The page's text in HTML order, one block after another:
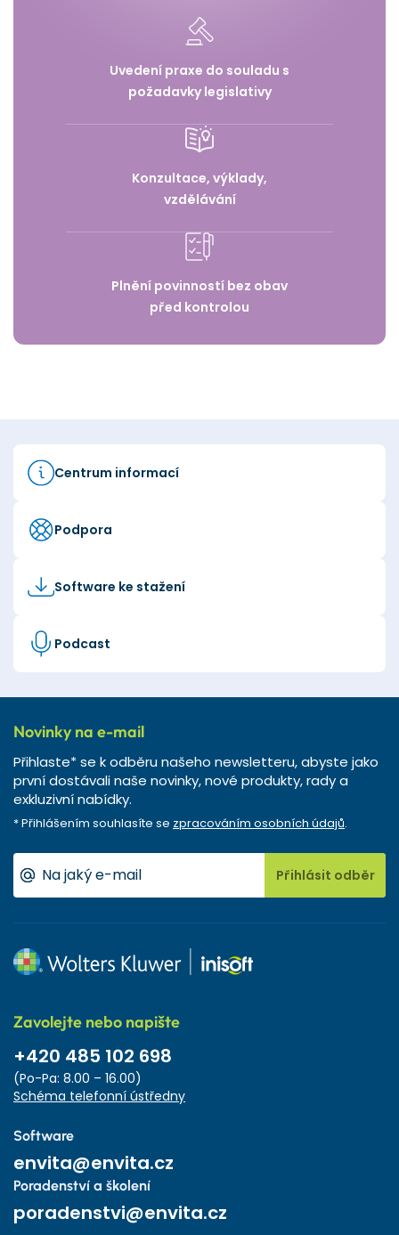
Uvedení praxe do souladu s
požadavky legislativy
Konzultace, výklady,
vzdělávání
Plnění povinností bez obav
před kontrolou
Centrum informací
Podpora
Software ke stažení
Podcast
Novinky na e-mail
Přihlaste* se k odběru našeho newsletteru, abyste jako
první dostávali naše novinky, nové produkty, rady a
exkluzivní nabídky.
* Přihlášením souhlasíte se zpracováním osobních údajů.
Přihlásit odběr
Zavolejte nebo napište
+420 485 102 698
(Po-Pa: 8.00 – 16.00)
Schéma telefonní ústředny
Software
envita@envita.cz
Poradenství a školení
poradenstvi@envita.cz